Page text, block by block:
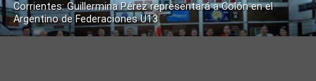
Corrientes: Guillermina Pérez representará a Colón en el
Argentino de Federaciones U13